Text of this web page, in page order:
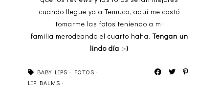
cuando llegue ya a Temuco, aquí me costó
tomarme las fotos teniendo a mi
familia merodeando el cuarto haha. Tengan un
lindo día :-)
BABY LIPS · FOTOS ·
LIP BALMS ·